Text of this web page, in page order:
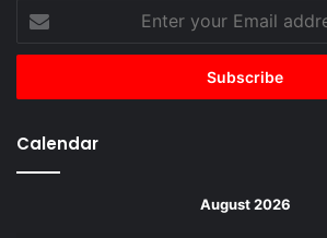
Enter
your
Email
Calendar
August 2026